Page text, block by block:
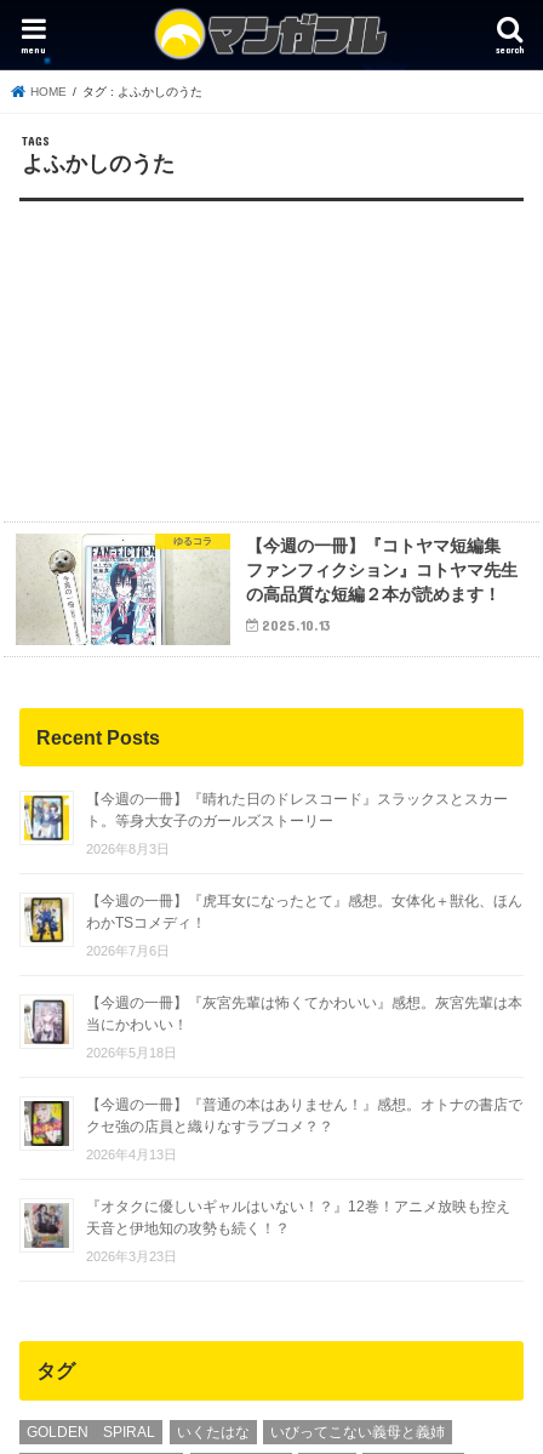
search
menu
HOME タグ : よふかしのうた
よふかしのうた
ゆるコラ
【今週の一冊】『コトヤマ短編集
ファンフィクション』コトヤマ先生
の高品質な短編２本が読めます！
2025.10.13
Recent Posts
【今週の一冊】『晴れた日のドレスコード』スラックスとスカー
ト。等身大女子のガールズストーリー
2026年8月3日
【今週の一冊】『虎耳女になったとて』感想。女体化＋獣化、ほん
わかTSコメディ！
2026年7月6日
【今週の一冊】『灰宮先輩は怖くてかわいい』感想。灰宮先輩は本
当にかわいい！
2026年5月18日
【今週の一冊】『普通の本はありません！』感想。オトナの書店で
クセ強の店員と織りなすラブコメ？？
2026年4月13日
『オタクに優しいギャルはいない！？』12巻！アニメ放映も控え
天音と伊地知の攻勢も続く！？
2026年3月23日
タグ
GOLDEN SPIRAL いくたはな
いびってこない義母と義姉